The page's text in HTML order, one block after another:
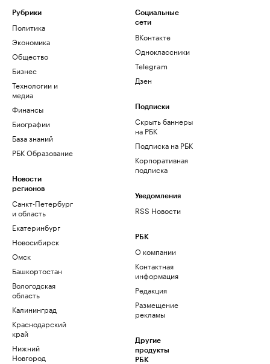
Рубрики
Политика
Экономика
Общество
Бизнес
Технологии и
медиа
Финансы
Биографии
База знаний
РБК Образование
Новости
регионов
Санкт-Петербург
и область
Екатеринбург
Новосибирск
Омск
Башкортостан
Вологодская
область
Калининград
Краснодарский
край
Нижний
Новгород
Социальные
сети
ВКонтакте
Одноклассники
Telegram
Дзен
Подписки
Скрыть баннеры
на РБК
Подписка на РБК
Корпоративная
подписка
Уведомления
RSS Новости
РБК
О компании
Контактная
информация
Редакция
Размещение
рекламы
Другие
продукты
РБК